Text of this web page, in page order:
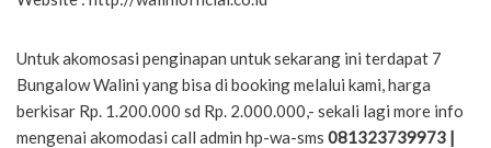
Untuk akomosasi penginapan untuk sekarang ini terdapat 7
Bungalow Walini yang bisa di booking melalui kami, harga
berkisar Rp. 1.200.000 sd Rp. 2.000.000,- sekali lagi more info
mengenai akomodasi call admin hp-wa-sms 081323739973 |